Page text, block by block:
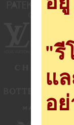
"รี
แล
อ